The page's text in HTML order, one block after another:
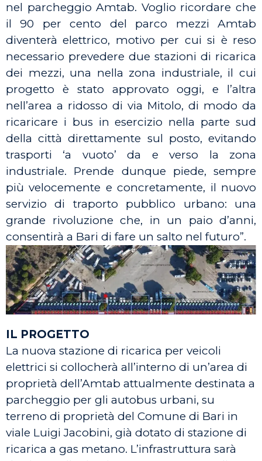
nel parcheggio Amtab. Voglio ricordare che
il 90 per cento del parco mezzi Amtab
diventerà elettrico, motivo per cui si è reso
necessario prevedere due stazioni di ricarica
dei mezzi, una nella zona industriale, il cui
progetto è stato approvato oggi, e l’altra
nell’area a ridosso di via Mitolo, di modo da
ricaricare i bus in esercizio nella parte sud
della città direttamente sul posto, evitando
trasporti ‘a vuoto’ da e verso la zona
industriale. Prende dunque piede, sempre
più velocemente e concretamente, il nuovo
servizio di traporto pubblico urbano: una
grande rivoluzione che, in un paio d’anni,
consentirà a Bari di fare un salto nel futuro”.
IL PROGETTO
La nuova stazione di ricarica per veicoli
elettrici si collocherà all’interno di un’area di
proprietà dell’Amtab attualmente destinata a
parcheggio per gli autobus urbani, su
terreno di proprietà del Comune di Bari in
viale Luigi Jacobini, già dotato di stazione di
ricarica a gas metano. L’infrastruttura sarà